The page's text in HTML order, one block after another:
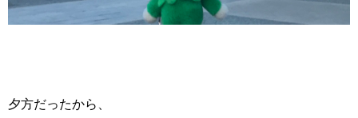
夕方だったから、